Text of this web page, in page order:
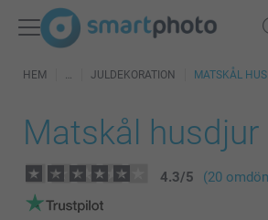
HEM JULDEKORATION MATSKÅL
Matskål husdjur
4.3/5 (20